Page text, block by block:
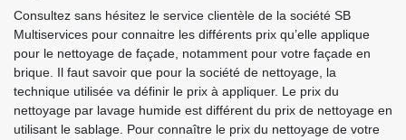
Consultez sans hésitez le service clientèle de la société SB
Multiservices pour connaitre les différents prix qu’elle applique
pour le nettoyage de façade, notamment pour votre façade en
brique. Il faut savoir que pour la société de nettoyage, la
technique utilisée va définir le prix à appliquer. Le prix du
nettoyage par lavage humide est différent du prix de nettoyage en
utilisant le sablage. Pour connaître le prix du nettoyage de votre